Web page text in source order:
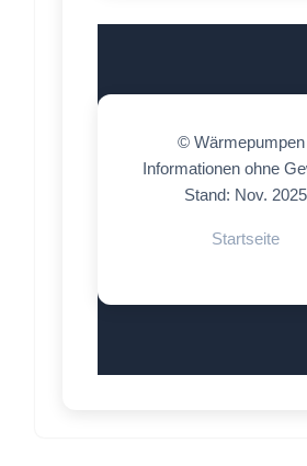
© Wärmepumpen
Informationen ohne
Stand: Nov. 2025
Startseite